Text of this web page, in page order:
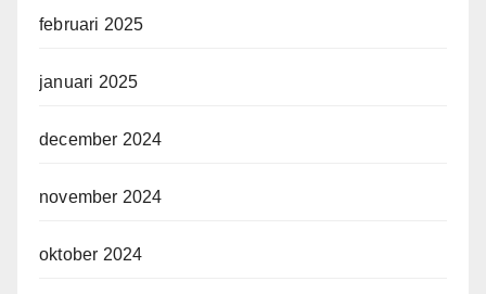
februari 2025
januari 2025
december 2024
november 2024
oktober 2024